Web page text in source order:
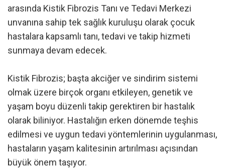
arasında Kistik Fibrozis Tanı ve Tedavi Merkezi
unvanına sahip tek sağlık kuruluşu olarak çocuk
hastalara kapsamlı tanı, tedavi ve takip hizmeti
sunmaya devam edecek.
Kistik Fibrozis; başta akciğer ve sindirim sistemi
olmak üzere birçok organı etkileyen, genetik ve
yaşam boyu düzenli takip gerektiren bir hastalık
olarak biliniyor. Hastalığın erken dönemde teşhis
edilmesi ve uygun tedavi yöntemlerinin uygulanması,
hastaların yaşam kalitesinin artırılması açısından
büyük önem taşıyor.